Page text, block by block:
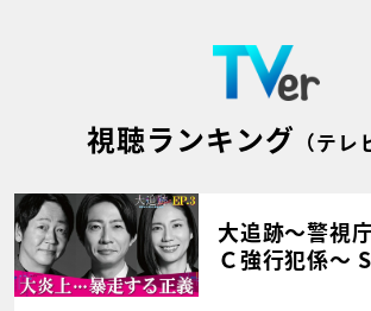
視聴ランキング （テレ
大追跡～警視
Ｃ強行犯係～